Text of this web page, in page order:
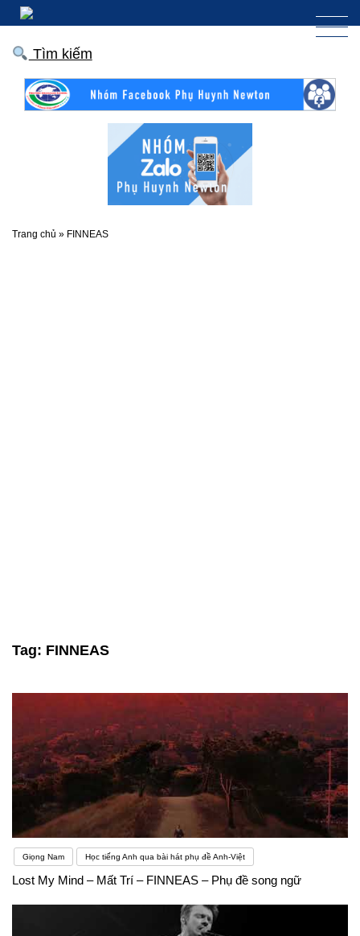
Tìm kiếm
Trang chủ » FINNEAS
Tag: FINNEAS
Giọng Nam Học tiếng Anh qua bài hát phụ đề Anh-Việt
Lost My Mind – Mất Trí – FINNEAS – Phụ đề song ngữ